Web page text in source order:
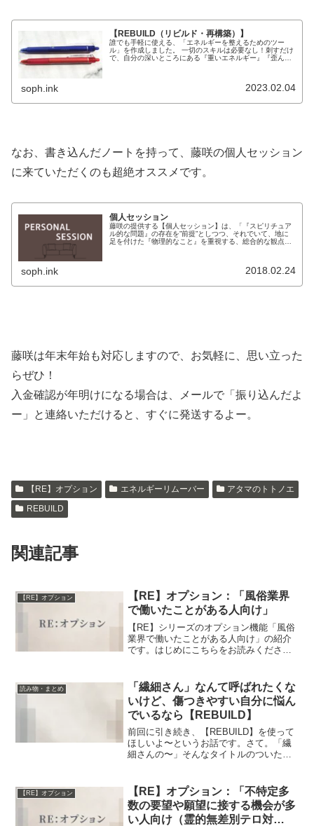
【REBUILD（リビルド・再構築）】
誰でも手軽に使える、「エネルギーを整えるためのツー
ル」を作成しました。 一切のスキルは必要なし！刺すだけ
で、自分の深いところにある『重いエネルギー』『歪んだ
soph.ink 2023.02.04
なお、書き込んだノートを持って、藤咲の個人セッション
に来ていただくのも超絶オススメです。
個人セッション
藤咲の提供する【個人セッション】は、「『スピリチュア
ル的な問題』の存在を”前提”としつつ、それでいて、地に
足を付けた『物理的なこと』を重視する、総合的な観点か
soph.ink 2018.02.24
藤咲は年末年始も対応しますので、お気軽に、思い立った
らぜひ！
入金確認が年明けになる場合は、メールで「振り込んだよ
ー」と連絡いただけると、すぐに発送するよー。
【RE】オプション エネルギーリムーバー
アタマのトトノエ
REBUILD
関連記事
【RE】オプション
【RE】オプション：「風俗業界
で働いたことがある人向け」
【RE】シリーズのオプション機能「風俗
業界で働いたことがある人向け」の紹介
です。はじめにこちらをお読みくださ
ルールがあります生活する国や地域、自
分が所属している集団や組...
読み物・まとめ
「繊細さん」なんて呼ばれたくな
いけど、傷つきやすい自分に悩ん
でいるなら【REBUILD】
前回に引き続き、【REBUILD】を使って
ほしいよ〜というお話です。さて。「繊
細さんの〜」そんなタイトルのついた本
自分のことを「繊細」とは言わないので
は…？と、ちょっと...
【RE】オプション
【RE】オプション：「不特定多
数の要望や願望に接する機会が多
い人向け（霊的無差別テロ対